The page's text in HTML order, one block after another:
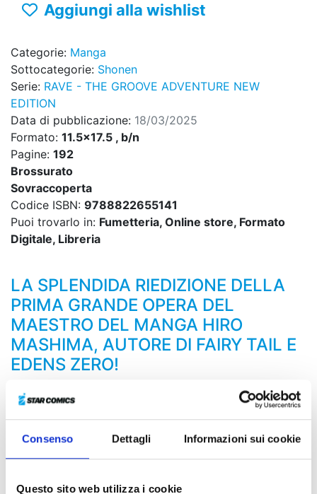
Consenso Dettagli Informazioni sui cookie
Questo sito web utilizza i cookie
Aggiungi alla wishlist
Categorie: Manga
Sottocategorie: Shonen
Serie: RAVE - THE GROOVE ADVENTURE NEW
EDITION
Data di pubblicazione: 18/03/2025
Formato: 11.5x17.5 , b/n
Pagine: 192
Brossurato
Sovraccoperta
Codice ISBN: 9788822655141
Puoi trovarlo in: Fumetteria, Online store, Formato
Digitale, Libreria
LA SPLENDIDA RIEDIZIONE DELLA
PRIMA GRANDE OPERA DEL
MAESTRO DEL MANGA HIRO
MASHIMA, AUTORE DI FAIRY TAIL E
EDENS ZERO!
Dopo la battaglia contro Doryu, Haru e compagni
vanno a riposare nel villaggio delle sirene, ma nel
frattempo nel mondo dell’oscurità sta accadendo
qualcosa di inconcepibile... Il segretissimo “Project DR”
della Demon Card ha preso il via e Lucia è entrato in